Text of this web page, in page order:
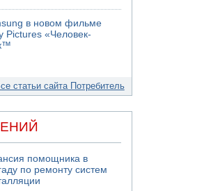
в новом фильме
Pictures «Человек-
статьи сайта Потребитель
помощника в
по ремонту систем